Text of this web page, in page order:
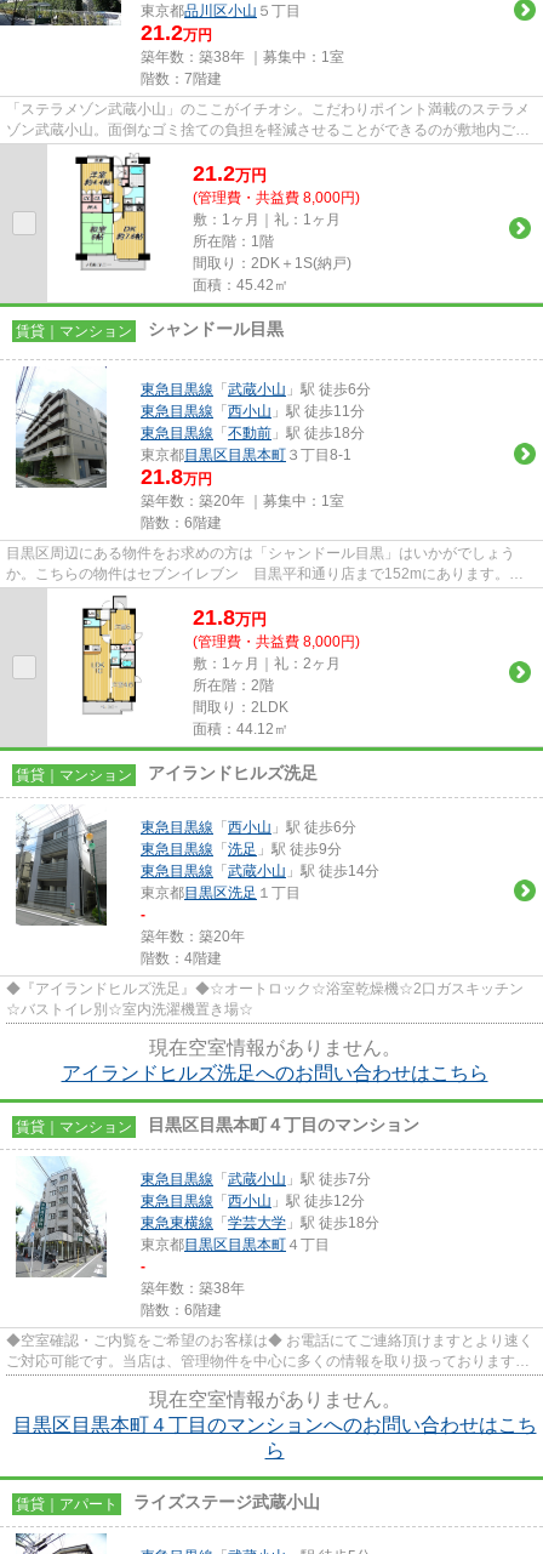
東京都品川区小山 ５丁目
21.2万円
築年数：築38年 ｜募集中： 1室
階数：7階建
「ステラメゾン武蔵小山」のここがイチオシ。こだわりポイント満載のステラメ
ゾン武蔵小山。面倒なゴミ捨ての負担を軽減させることができるのが敷地内ごみ
置き場の魅力です。駅徒歩7分...
21.2万円
(管理費・共益費 8,000円)
敷：1ヶ月｜礼：1ヶ月
所在階：1階
間取り：2DK＋1S(納戸)
面積：45.42㎡
賃貸｜マンション シャンドール目黒
東急目黒線 「 武蔵小山 」駅 徒歩6分
東急目黒線 「 西小山 」駅 徒歩11分
東急目黒線 「 不動前 」駅 徒歩18分
東京都目黒区 目黒本町 ３丁目8-1
21.8万円
築年数：築20年 ｜募集中： 1室
階数：6階建
目黒区周辺にある物件をお求めの方は「シャンドール目黒」はいかがでしょう
か。こちらの物件はセブンイレブン 目黒平和通り店まで152mにあります。共
用部にはエレベータ・敷地内ごみ...
21.8万円
(管理費・共益費 8,000円)
敷：1ヶ月｜礼：2ヶ月
所在階：2階
間取り：2LDK
面積：44.12㎡
賃貸｜マンション アイランドヒルズ洗足
東急目黒線 「 西小山 」駅 徒歩6分
東急目黒線 「 洗足 」駅 徒歩9分
東急目黒線 「 武蔵小山 」駅 徒歩14分
東京都目黒区洗足 １丁目
-
築年数：築20年
階数：4階建
◆『アイランドヒルズ洗足』◆☆オートロック☆浴室乾燥機☆2口ガスキッチン
☆バストイレ別☆室内洗濯機置き場☆
現在空室情報がありません。
アイランドヒルズ洗足へのお問い合わせはこちら
賃貸｜マンション 目黒区目黒本町４丁目のマンション
東急目黒線 「 武蔵小山 」駅 徒歩7分
東急目黒線 「 西小山 」駅 徒歩12分
東急東横線 「 学芸大学 」駅 徒歩18分
東京都目黒区 目黒本町 ４丁目
-
築年数：築38年
階数：6階建
◆空室確認・ご内覧をご希望のお客様は◆ お電話にてご連絡頂けますとより速く
ご対応可能です。当店は、管理物件を中心に多くの情報を取り扱っております。
現在空室情報がありません。
目黒区目黒本町４丁目のマンションへのお問い合わせはこち
ら
賃貸｜アパート ライズステージ武蔵小山